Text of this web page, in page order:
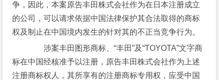
争，因此，本案原告丰田株式会社作为在日本注册成立
的公司，可以请求依据中国法律保护其合法取得的商标
权及制止在中国境内发生的针对其的不正当竞争行为。
涉案丰田图形商标、“丰田”及“TOYOTA”文字商
标在中国经核准予以注册，原告丰田株式会社作为上述
注册商标权人，其所享有的注册商标专用权，应受中国